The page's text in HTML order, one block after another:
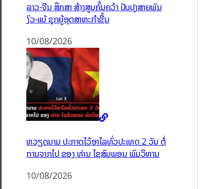
ລາວ-ຈີນ ສຶກສາ ສ້າງສູນຄົ້ນຄວ້າ ປັບປຸງສາຍພັນ
ງົວ-ແບ້ ຊຸກຍູ້ອຸດສາຫະກຳຊີ້ນ
10/08/2026
ຫວຽດນາມ ປະກາດໄວ້ອາໄລທົ່ວປະເທດ 2 ວັນ ຕໍ່
ການຈາກໄປ ຂອງ ທ່ານ ໄຊສົມພອນ ພົມວິຫານ
10/08/2026